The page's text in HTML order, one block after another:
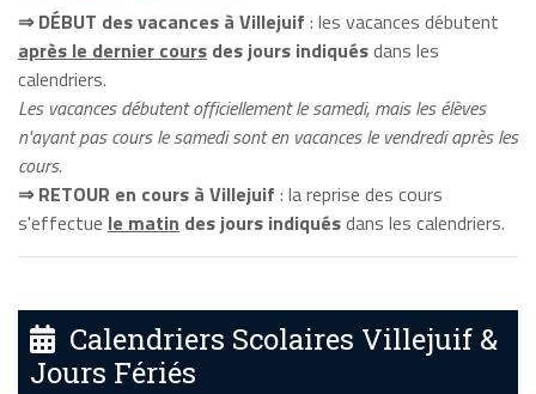
⇒ DÉBUT des vacances à Villejuif : les vacances débutent
après le dernier cours des jours indiquésdans les
calendriers.
Les vacances débutent officiellement le samedi, mais les élèves
n'ayant pas cours le samedi sont en vacances le vendredi après les
cours.
⇒ RETOUR en cours à Villejuif : la reprise des cours
s'effectue le matin des jours indiquésdans les calendriers.
Calendriers Scolaires Villejuif &
Jours Fériés